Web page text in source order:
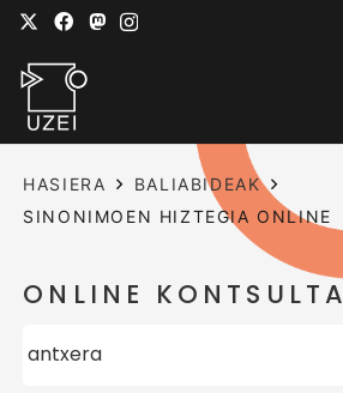
HASIERA
BALIABIDEAK
SINONIMOEN HIZTEGIA ONLINE
ONLINE KONTSULTA